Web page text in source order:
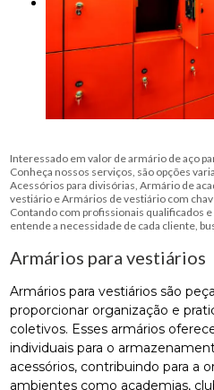
Interessado em valor de armário de aço
Conheça nossos serviços, são opções
Acessórios para divisórias, Armário de
vestiário e Armários de vestiário com
Contando com profissionais qualificados
entende a necessidade de cada cliente,
Armários para vestiários
Armários para vestiários são
proporcionar organização e
coletivos. Esses armários
individuais para o
acessórios, contribuindo para a
ambientes como academias,